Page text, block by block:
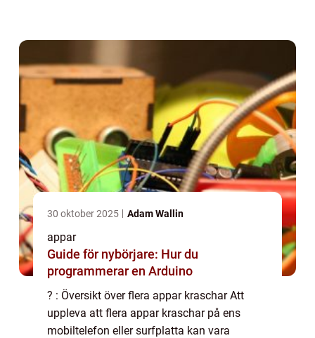
30 oktober 2025 Adam Wallin
appar
Guide för nybörjare: Hur du
programmerar en Arduino
? : Översikt över flera appar kraschar Att
uppleva att flera appar kraschar på ens
mobiltelefon eller surfplatta kan vara